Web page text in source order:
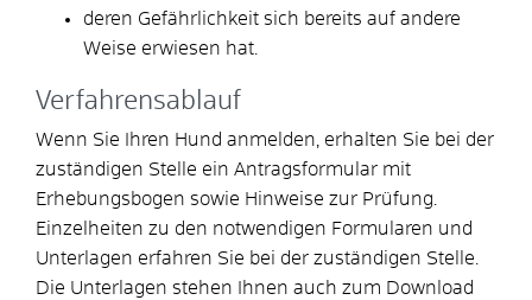
deren Gefährlichkeit sich bereits auf andere
Weise erwiesen hat.
Verfahrensablauf
Wenn Sie Ihren Hund anmelden, erhalten Sie bei der
zuständigen Stelle ein Antragsformular mit
Erhebungsbogen sowie Hinweise zur Prüfung.
Einzelheiten zu den notwendigen Formularen und
Unterlagen erfahren Sie bei der zuständigen Stelle.
Die Unterlagen stehen Ihnen auch zum Download